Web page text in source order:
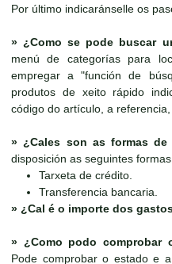
Por último indicaránselle os
» ¿Como se pode buscar
menú de categorías para
empregar a "función de
produtos de xeito rápido
código do artículo, a
» ¿Cales son as formas
disposición as seguintes
Tarxeta de crédito.
Transferencia bancaria.
» ¿Cal é o importe dos
» ¿Como podo comprobar
Pode comprobar o estado e